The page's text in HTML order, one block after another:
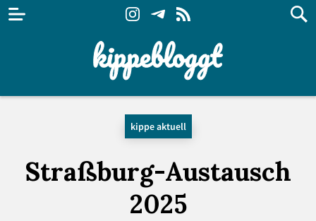
kippe aktuell
Straßburg-Austausch
2025